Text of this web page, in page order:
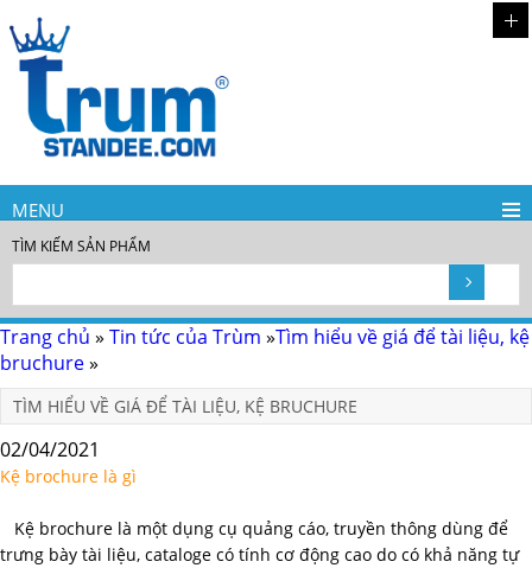
MENU
TÌM KIẾM SẢN PHẨM
Trang chủ » Tin tức của Trùm »Tìm hiểu về giá để tài liệu, kệ
bruchure»
TÌM HIỂU VỀ GIÁ ĐỂ TÀI LIỆU, KỆ BRUCHURE
02/04/2021
Kệ brochure là gì
Kệ brochure là một dụng cụ quảng cáo, truyền thông dùng để
trưng bày tài liệu, cataloge có tính cơ động cao do có khả năng tự